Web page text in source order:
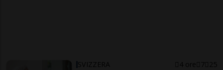
SVIZZERA 4 ore 7 25